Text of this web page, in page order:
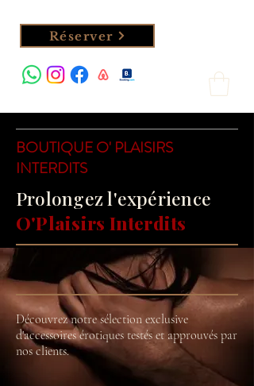
Réserver
BOUTIQUE O' PLAISIRS
INTERDITS
Prolongez l'expérience
O'Plaisirs Interdits
Découvrez notre sélection exclusive
d'accessoires érotiques testés et approuvés par
nos clients.